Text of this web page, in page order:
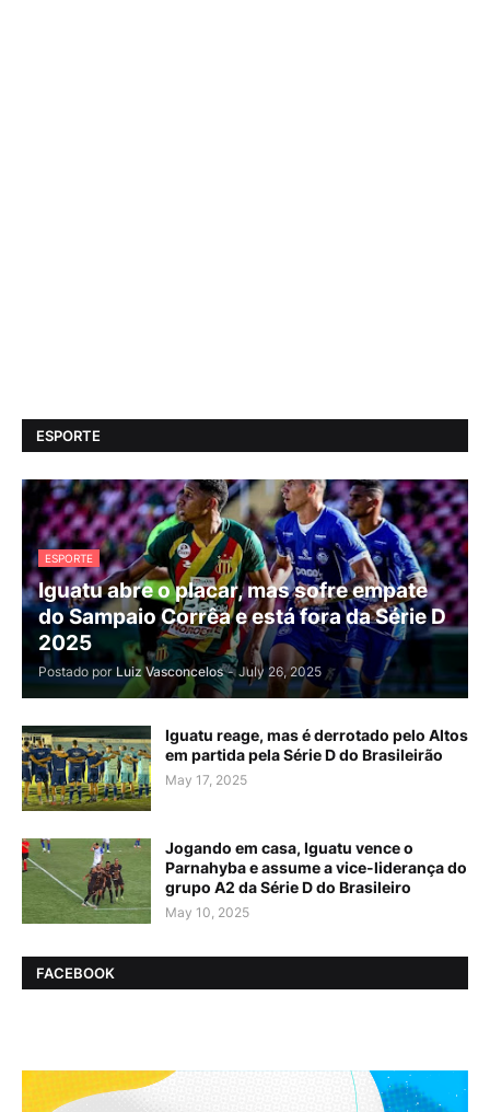
ESPORTE
ESPORTE
Iguatu abre o placar, mas sofre empate
do Sampaio Corrêa e está fora da Série D
2025
Postado por Luiz Vasconcelos - July 26, 2025
Iguatu reage, mas é derrotado pelo Altos
em partida pela Série D do Brasileirão
May 17, 2025
Jogando em casa, Iguatu vence o
Parnahyba e assume a vice-liderança do
grupo A2 da Série D do Brasileiro
May 10, 2025
FACEBOOK